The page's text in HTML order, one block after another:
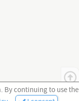
By continuing to use the